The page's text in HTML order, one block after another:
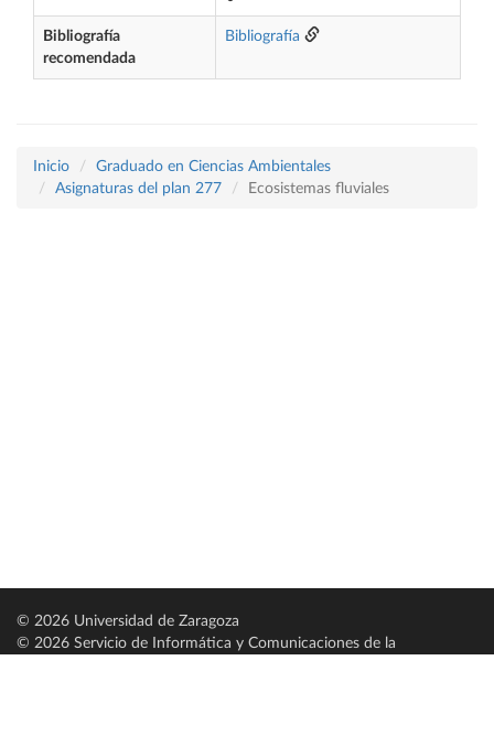
Bibliografía
recomendada
Bibliografía
Inicio
Graduado en Ciencias Ambientales
Asignaturas del plan 277
Ecosistemas fluviales
© 2026 Universidad de Zaragoza
© 2026 Servicio de Informática y Comunicaciones de la